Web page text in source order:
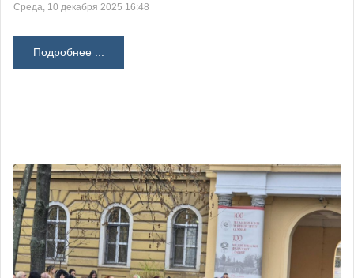
Среда, 10 декабря 2025 16:48
Подробнее ...